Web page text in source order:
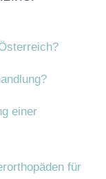
einer
für